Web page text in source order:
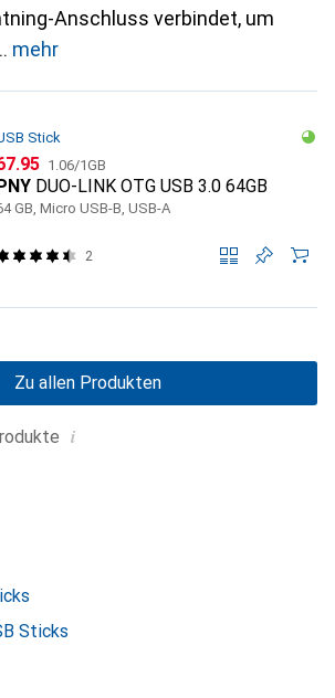
Anschluss verbindet, um
mehr
Stick
CHF
1.06/1GB
DUO-LINK OTG USB 3.0 64GB
GB, Micro USB-B, USB-A
2
i
Zu allen Produkten
Sticks